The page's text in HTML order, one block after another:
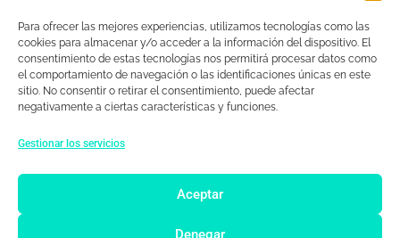
Para ofrecer las mejores experiencias, utilizamos tecnologías como las
cookies para almacenar y/o acceder a la información del dispositivo. El
consentimiento de estas tecnologías nos permitirá procesar datos como
el comportamiento de navegación o las identificaciones únicas en este
sitio. No consentir o retirar el consentimiento, puede afectar
negativamente a ciertas características y funciones.
Gestionar los servicios
Aceptar
Denegar
+34 678 87 92 26
hola@ddigitals.net